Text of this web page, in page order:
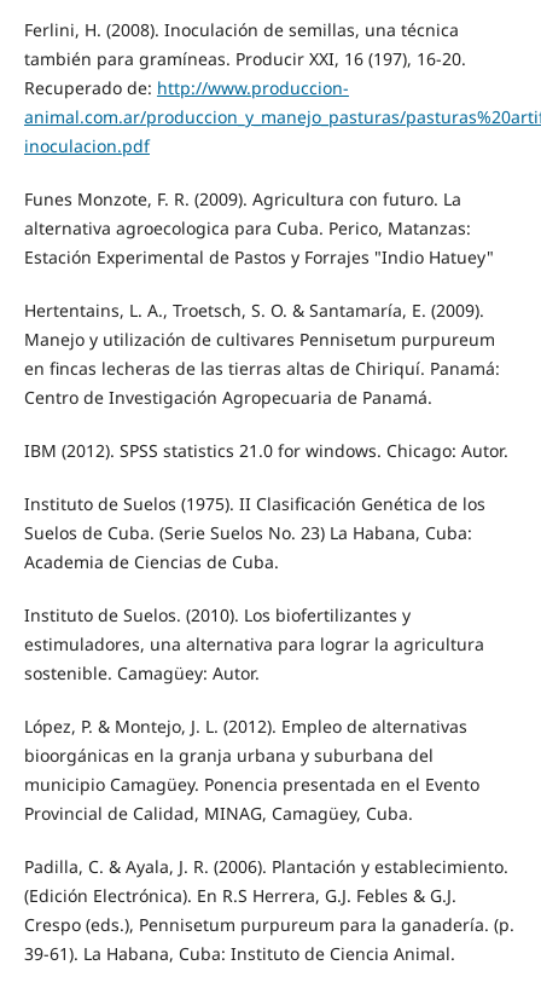
Ferlini, H. (2008). Inoculación de semillas, una técnica
también para gramíneas. Producir XXI, 16 (197), 16-20.
Recuperado de: http://www.produccion-
animal.com.ar/produccion_y_manejo_pasturas/
inoculacion.pdf
Funes Monzote, F. R. (2009). Agricultura con futuro. La
alternativa agroecologica para Cuba. Perico, Matanzas:
Estación Experimental de Pastos y Forrajes "Indio Hatuey"
Hertentains, L. A., Troetsch, S. O. & Santamaría, E. (2009).
Manejo y utilización de cultivares Pennisetum purpureum
en fincas lecheras de las tierras altas de Chiriquí. Panamá:
Centro de Investigación Agropecuaria de Panamá.
IBM (2012). SPSS statistics 21.0 for windows. Chicago: Autor.
Instituto de Suelos (1975). II Clasificación Genética de los
Suelos de Cuba. (Serie Suelos No. 23) La Habana, Cuba:
Academia de Ciencias de Cuba.
Instituto de Suelos. (2010). Los biofertilizantes y
estimuladores, una alternativa para lograr la agricultura
sostenible. Camagüey: Autor.
López, P. & Montejo, J. L. (2012). Empleo de alternativas
bioorgánicas en la granja urbana y suburbana del
municipio Camagüey. Ponencia presentada en el Evento
Provincial de Calidad, MINAG, Camagüey, Cuba.
Padilla, C. & Ayala, J. R. (2006). Plantación y establecimiento.
(Edición Electrónica). En R.S Herrera, G.J. Febles & G.J.
Crespo (eds.), Pennisetum purpureum para la ganadería. (p.
39-61). La Habana, Cuba: Instituto de Ciencia Animal.